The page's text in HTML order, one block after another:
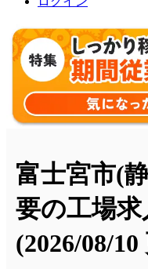
富士宮市(
要の工場
(2026/08/10